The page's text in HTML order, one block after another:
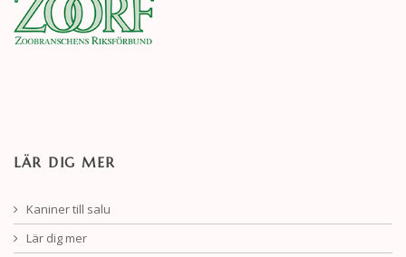
LÄR DIG MER
Kaniner till salu
Lär dig mer